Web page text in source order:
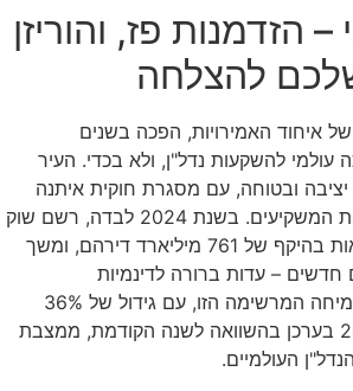
הזדמנות פז, והוריזן
להצלחה
איחוד האמירויות, הפכה בשנים
עולמי להשקעות נדל"ן, ולא בכדי. העיר
ובטוחה, עם מסגרת חוקית איתנה
ותקנות המגנות על זכויות המשקיעים. בשנת 2024 לבדה, רשם שוק
הנדל"ן של דובאי עסקאות בהיקף של 761 מיליארד דירהם, ומשך
משקיעים חדשים – עדות ברורה לדינמיות
ולאטרקטיביות שלו. הצמיחה המרשימה הזו, עם גידול של 36%
בהיקף העסקאות ו-20% בערכן בהשוואה לשנה הקודמת, ממצבת
העולמיים.